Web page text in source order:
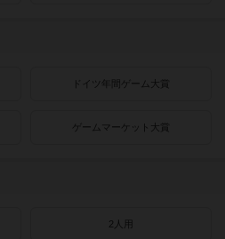
ドイツ年間ゲーム大賞
ゲームマーケット大賞
2人用